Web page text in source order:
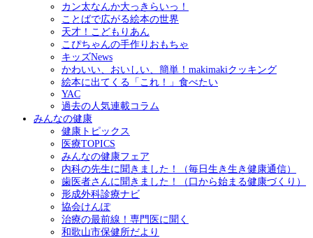
カン太なんか大っきらいっ！
ことばで広がる絵本の世界
天才！こどもりあん
こぴちゃんの手作りおもちゃ
キッズNews
かわいい、おいしい、簡単！makimakiクッキング
絵本に出てくる「これ！」食べたい
YAC
過去の人気連載コラム
みんなの健康
健康トピックス
医療TOPICS
みんなの健康フェア
内科の先生に聞きました！（毎日生き生き健康通信）
歯医者さんに聞きました！（口から始まる健康づくり）
形成外科診療ナビ
協会けんぽ
治療の最前線！専門医に聞く
和歌山市保健所だより